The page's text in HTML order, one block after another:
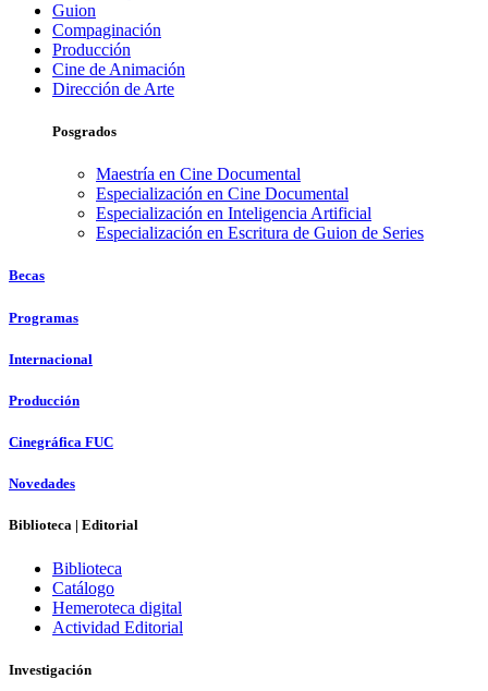
Guion
Compaginación
Producción
Cine de Animación
Dirección de Arte
Posgrados
Maestría en Cine Documental
Especialización en Cine Documental
Especialización en Inteligencia Artificial
Especialización en Escritura de Guion de Series
Becas
Programas
Internacional
Producción
Cinegráfica FUC
Novedades
Biblioteca | Editorial
Biblioteca
Catálogo
Hemeroteca digital
Actividad Editorial
Investigación